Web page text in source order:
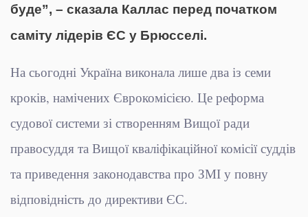
буде”, – сказала Каллас перед початком
саміту лідерів ЄС у Брюсселі.
На сьогодні Україна виконала лише два із семи
кроків, намічених Єврокомісією. Це реформа
судової системи зі створенням Вищої ради
правосуддя та Вищої кваліфікаційної комісії суддів
та приведення законодавства про ЗМІ у повну
відповідність до директиви ЄС.